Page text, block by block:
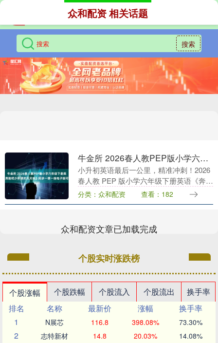
搜索
众和配资 相关话题
牛金所 2026春人教PEP版小学六年级下册英语《奔跑吧少年课时天天练》同步一课一练电子版可打印
小升初英语最后一公里，精准冲刺！2026
春人教 PEP 版小学六年级下册英语《奔跑
吧少年课时天天练》，以 “衔接初中、考
点闭环、能力落地” 为核心，帮孩子系
分类：众和配资 查看：182
众和配资文章已加载完成
个股实时涨跌榜
个股涨幅 个股跌幅 个股流入 个股流出
换手率
排名
名称 最新价 涨幅
换手率
1
N展芯 116.8 398.08% 73.30%
2 志特新材 14.8 20.03% 14.08%